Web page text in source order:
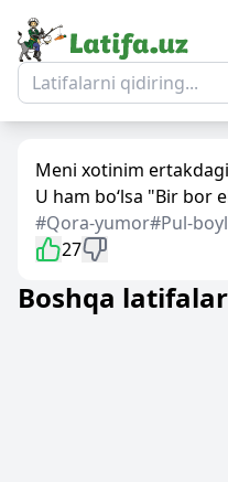
Meni xotinim
U ham bo‘lsa "Bir bor
#Qora-yumor#Pul-
27
Boshqa latifalar